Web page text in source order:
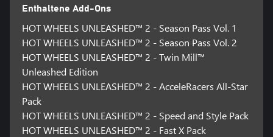
Enthaltene Add-Ons
HOT WHEELS UNLEASHED™ 2 - Season Pass Vol. 1
HOT WHEELS UNLEASHED™ 2 - Season Pass Vol. 2
HOT WHEELS UNLEASHED™ 2 - Twin Mill™
Unleashed Edition
HOT WHEELS UNLEASHED™ 2 - AcceleRacers All-Star
Pack
HOT WHEELS UNLEASHED™ 2 - Speed and Style Pack
HOT WHEELS UNLEASHED™ 2 - Fast X Pack